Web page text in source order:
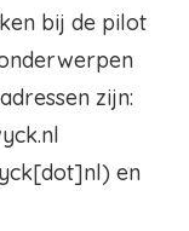
bij de pilot
zijn:
en